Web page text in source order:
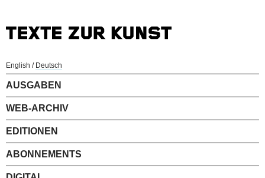
English / Deutsch
AUSGABEN
WEB-ARCHIV
EDITIONEN
ABONNEMENTS